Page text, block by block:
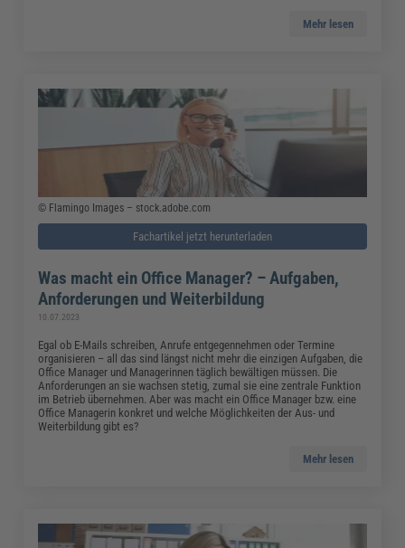
Mehr lesen
© Flamingo Images – stock.adobe.com
Fachartikel jetzt herunterladen
Was macht ein Office Manager? – Aufgaben,
Anforderungen und Weiterbildung
10.07.2023
Egal ob E-Mails schreiben, Anrufe entgegennehmen oder Termine
organisieren – all das sind längst nicht mehr die einzigen Aufgaben, die
Office Manager und Managerinnen täglich bewältigen müssen. Die
Anforderungen an sie wachsen stetig, zumal sie eine zentrale Funktion
im Betrieb übernehmen. Aber was macht ein Office Manager bzw. eine
Office Managerin konkret und welche Möglichkeiten der Aus- und
Weiterbildung gibt es?
Mehr lesen